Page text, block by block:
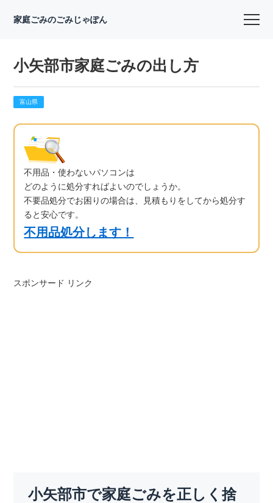
家庭ごみのごみじゃぽん
小矢部市家庭ごみの出し方
富山県
不用品・使わないパソコンは
どのように処分すればよいのでしょうか。
不要品処分でお困りの場合は、見積もりをしてから処分す
ると安心です。
不用品処分します！
スポンサード リンク
小矢部市で家庭ごみを正しく捨